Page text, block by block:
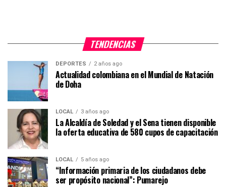
TENDENCIAS
DEPORTES 2 años ago
Actualidad colombiana en el Mundial de Natación
de Doha
LOCAL 3 años ago
La Alcaldía de Soledad y el Sena tienen disponible
la oferta educativa de 580 cupos de capacitación
LOCAL 5 años ago
“Información primaria de los ciudadanos debe
ser propósito nacional”: Pumarejo